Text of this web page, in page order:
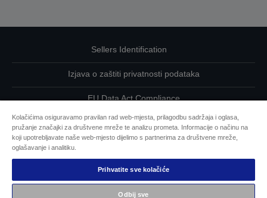
Sellers Identification
Izjava o zaštiti privatnosti podataka
EU Data Act Compliance
Kontaktirajte nas u vezi svojih podataka
Epsonova predanost pristupačnosti
Kolačićima osiguravamo pravilan rad web-mjesta, prilagodbu sadržaja i oglasa,
pružanje značajki za društvene mreže te analizu prometa. Informacije o načinu na
koji upotrebljavate naše web-mjesto dijelimo s partnerima za društvene mreže,
oglašavanje i analitiku.
Prihvatite sve kolačiće
Odbij sve